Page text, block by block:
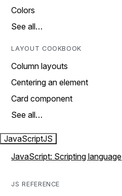
Colors
See all…
LAYOUT COOKBOOK
Column layouts
Centering an element
Card component
See all…
JavaScriptJS
JavaScript: Scripting language
JS REFERENCE